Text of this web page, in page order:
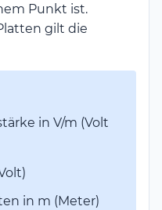
Punkt ist.
gilt die
in V/m (Volt
in m (Meter)